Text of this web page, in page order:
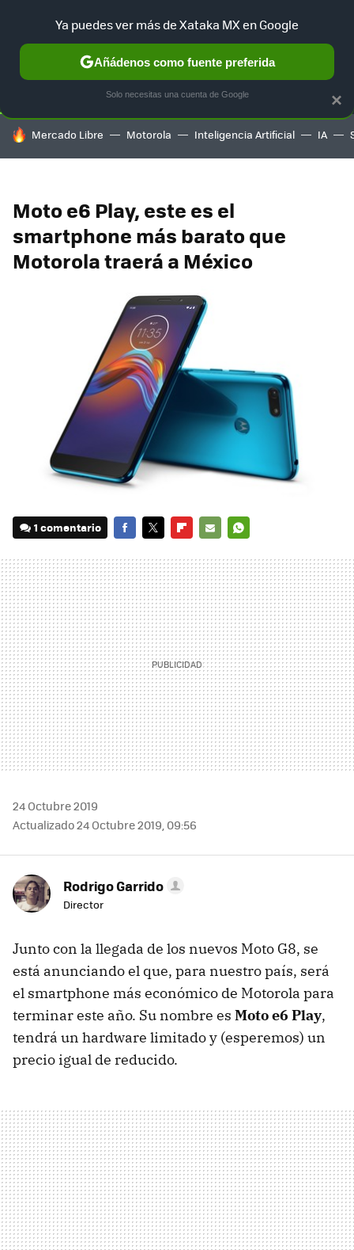
SELECCIÓN GAMING HOME AUTO TERRITORIO
HOY SE HABLA DE
Mercado Libre Motorola Inteligencia Artificial IA
Moto e6 Play, este es el
smartphone más barato que
Motorola traerá a México
1 comentario
MAIL
24 Octubre 2019
Actualizado 24 Octubre 2019, 09:56
Rodrigo Garrido
Director
Junto con la llegada de los nuevos Moto G8, se
está anunciando el que, para nuestro país, será
el smartphone más económico de Motorola para
terminar este año. Su nombre es Moto e6 Play,
tendrá un hardware limitado y (esperemos) un
precio igual de reducido.
×
Ya puedes ver más de Xataka MX en Google
Añádenos como fuente preferida
Solo necesitas una cuenta de Google